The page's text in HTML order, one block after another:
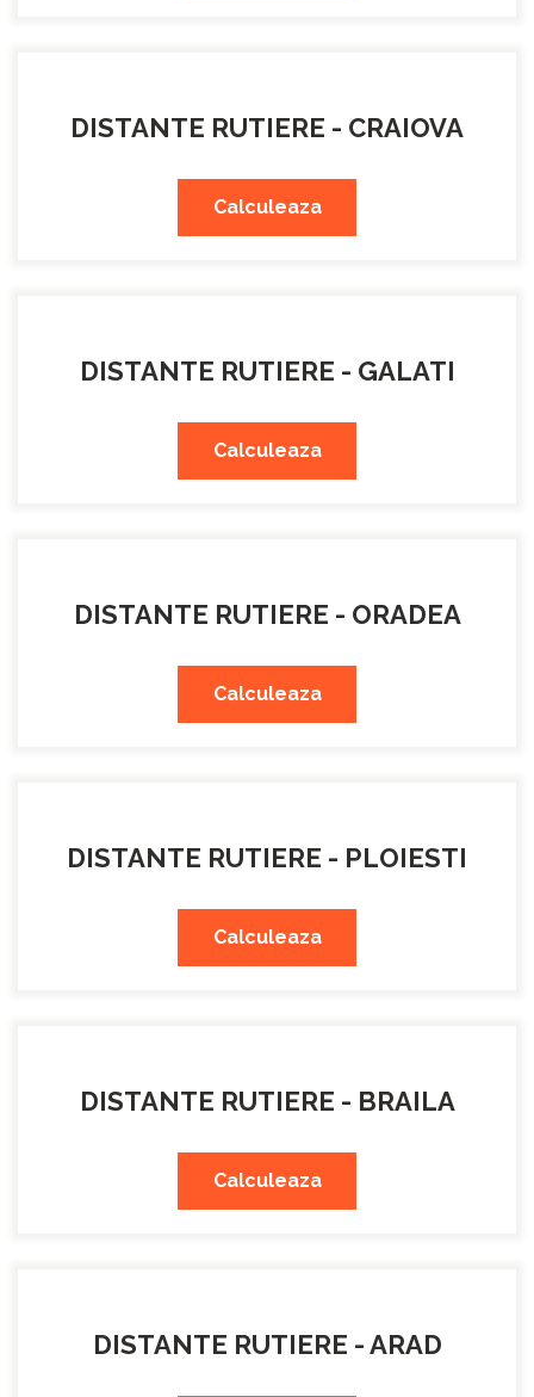
DISTANTE RUTIERE - CRAIOVA
Calculeaza
DISTANTE RUTIERE - GALATI
Calculeaza
DISTANTE RUTIERE - ORADEA
Calculeaza
DISTANTE RUTIERE - PLOIESTI
Calculeaza
DISTANTE RUTIERE - BRAILA
Calculeaza
DISTANTE RUTIERE - ARAD